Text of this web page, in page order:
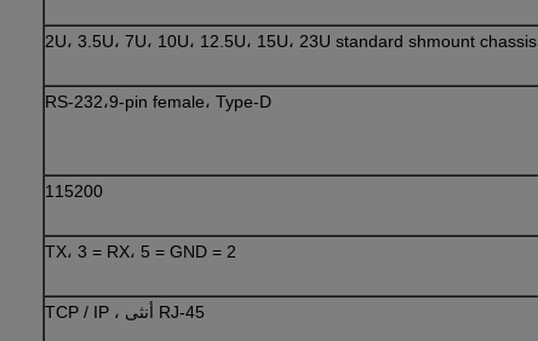
2U، 3.5U، 7U، 10U، 12.5U، 15U، 23U standard shmount chassis
RS-232،9-pin female، Type-D
115200
2 = TX، 3 = RX، 5 = GND
RJ-45 أنثى ، TCP / IP